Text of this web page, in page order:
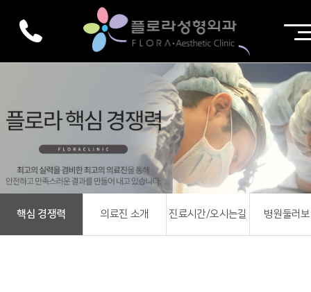
핵심 경쟁력 의료진 소개 진료시간/오시는길 병원둘러